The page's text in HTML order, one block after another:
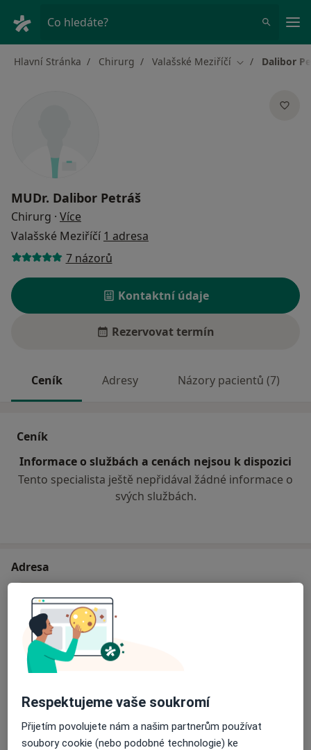
Co hledáte?
Hlavní Stránka Chirurg Valašské Meziříčí Změna města
Dalibor
MUDr. Dalibor Petráš
Chirurg · Více
Valašské Meziříčí 1 adresa
7 názorů
Kontaktní údaje
Rezervovat termín
Ceník Adresy Názory pacientů (7)
Ceník
Informace o službách a cenách nejsou k dispozici
Tento specialista ještě nepřidával žádné informace o
svých službách.
Adresa
Medica Chirurgica s.r.o.
Zašovská 778,
Přiblížit mapu
Dostupnost
Na této adrese online kalendář není aktivní
Co mám v takové situaci udělat?
Respektujeme vaše soukromí
Přijetím povolujete nám a našim partnerům používat
soubory cookie (nebo podobné technologie) ke